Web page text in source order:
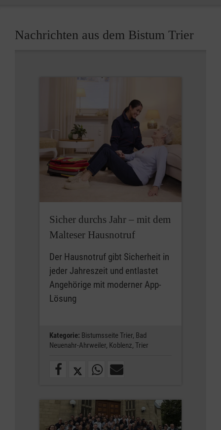
Nachrichten aus dem Bistum Trier
Sicher durchs Jahr – mit dem
Malteser Hausnotruf
Der Hausnotruf gibt Sicherheit in
jeder Jahreszeit und entlastet
Angehörige mit moderner App-
Lösung
Kategorie: Bistumsseite Trier, Bad
Neuenahr-Ahrweiler, Koblenz, Trier